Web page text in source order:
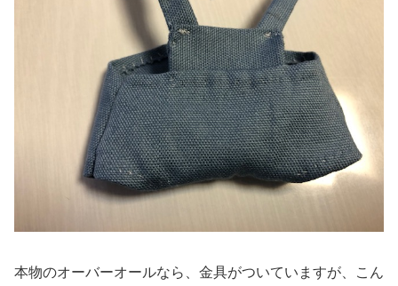
本物のオーバーオールなら、金具がついていますが、こん